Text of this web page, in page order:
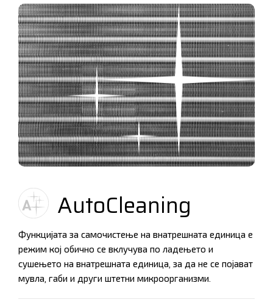
AutoCleaning
Функцијата за самочистење на внатрешната единица е
режим кој обично се вклучува по ладењето и
сушењето на внатрешната единица, за да не се појават
мувла, габи и други штетни микроорганизми.